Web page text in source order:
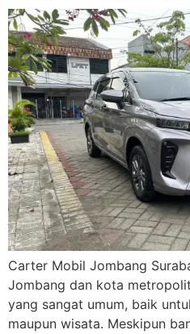
Carter Mobil Jombang
Jombang dan kota
yang sangat umum, baik
maupun wisata. Meskipun